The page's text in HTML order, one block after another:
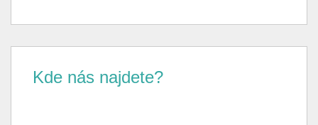
Kde nás najdete?